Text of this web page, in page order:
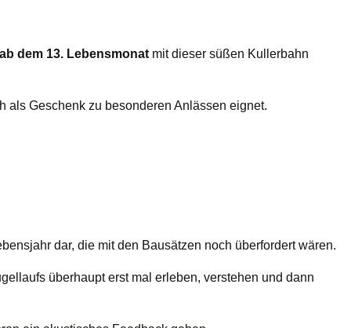
dem 13. Lebensmonat mit dieser süßen Kullerbahn
Geschenk zu besonderen Anlässen eignet.
dar, die mit den Bausätzen noch überfordert wären.
überhaupt erst mal erleben, verstehen und dann